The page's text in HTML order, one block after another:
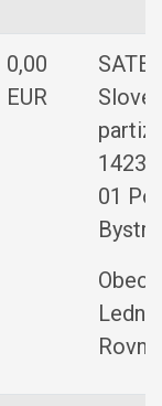
0,00
EUR
1423/
01
Obec
Rovne